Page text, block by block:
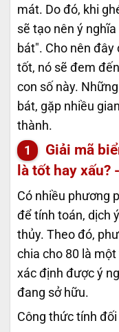
mát. Do đó, khi
sẽ tạo nên ý
bát". Cho nên
tốt, nó sẽ đem
con số này.
bát, gặp nhiều
thành.
Giải mã
là tốt hay xấu?
Có nhiều phương
để tính toán, dịch
thủy. Theo đó,
chia cho 80 là
xác định được ý
đang sở hữu.
Công thức tính